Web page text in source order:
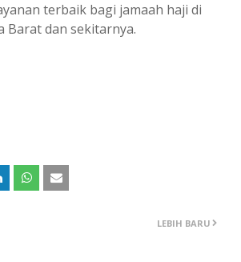
terbaik bagi jamaah haji di
Barat dan sekitarnya.
LEBIH BARU